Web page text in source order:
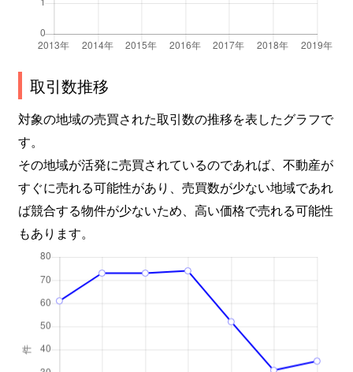
取引数推移
対象の地域の売買された取引数の推移を表したグラフで
す。
その地域が活発に売買されているのであれば、不動産が
すぐに売れる可能性があり、売買数が少ない地域であれ
ば競合する物件が少ないため、高い価格で売れる可能性
もあります。